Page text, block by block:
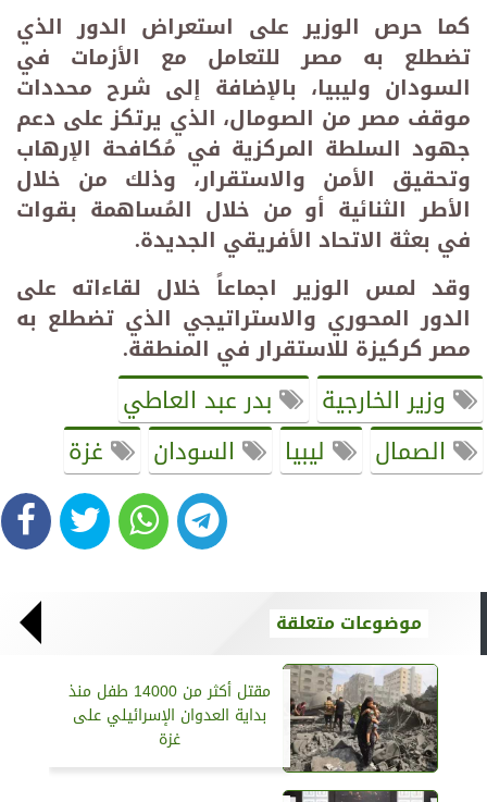
كما حرص الوزير على استعراض الدور الذي
تضطلع به مصر للتعامل مع الأزمات في
السودان وليبيا، بالإضافة إلى شرح محددات
موقف مصر من الصومال، الذي يرتكز على دعم
جهود السلطة المركزية في مُكافحة الإرهاب
وتحقيق الأمن والاستقرار، وذلك من خلال
الأطر الثنائية أو من خلال المُساهمة بقوات
في بعثة الاتحاد الأفريقي الجديدة.
وقد لمس الوزير اجماعاً خلال لقاءاته على
الدور المحوري والاستراتيجي الذي تضطلع به
مصر كركيزة للاستقرار في المنطقة.
وزير الخارجية
بدر عبد العاطي
الصمال
ليبيا السودان غزة
موضوعات متعلقة
مقتل أكثر من 14000 طفل منذ
بداية العدوان الإسرائيلي على
غزة